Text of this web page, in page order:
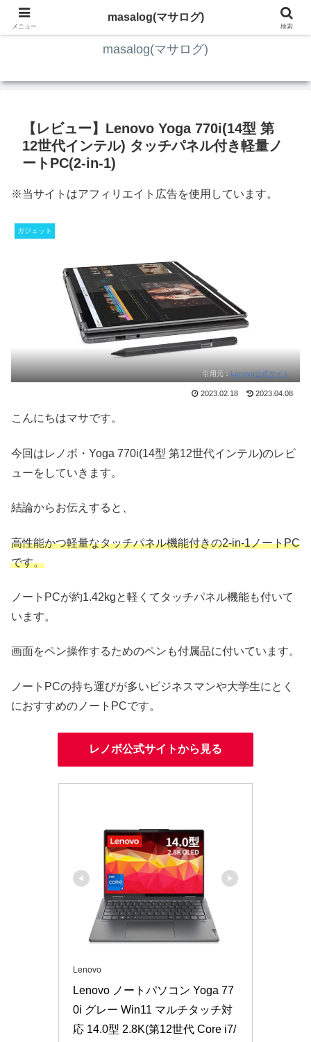
ITの知識4割・ガジェット4割・その他2割 の趣味ブログ
masalog(マサログ)
【レビュー】Lenovo Yoga 770i(14型 第
12世代インテル) タッチパネル付き軽量ノ
ートPC(2-in-1)
※当サイトはアフィリエイト広告を使用しています。
ガジェット
引用元：Lenovo公式サイト
2023.02.18 2023.04.08
こんにちはマサです。
今回はレノボ・Yoga 770i(14型 第12世代インテル)のレビ
ューをしていきます。
結論からお伝えすると、
高性能かつ軽量なタッチパネル機能付きの2-in-1ノートPC
です。
ノートPCが約1.42kgと軽くてタッチパネル機能も付いて
います。
画面をペン操作するためのペンも付属品に付いています。
ノートPCの持ち運びが多いビジネスマンや大学生にとく
におすすめのノートPCです。
レノボ公式サイトから見る
Lenovo
Lenovo ノートパソコン Yoga 77
0i グレー Win11 マルチタッチ対
応 14.0型 2.8K(第12世代 Core i7/
メニュー
masalog(マサログ)
検索